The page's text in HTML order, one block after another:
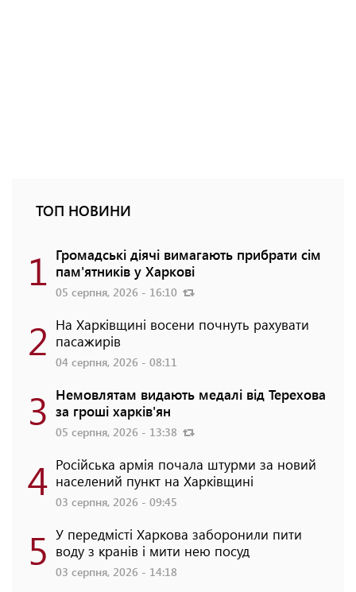
ТОП НОВИНИ
1 Громадські діячі вимагають прибрати сім
пам'ятників у Харкові
05 серпня, 2026 - 16:10
2 На Харківщині восени почнуть рахувати
пасажирів
04 серпня, 2026 - 08:11
3 Немовлятам видають медалі від Терехова
за гроші харків'ян
05 серпня, 2026 - 13:38
4 Російська армія почала штурми за новий
населений пункт на Харківщині
03 серпня, 2026 - 09:45
5 У передмісті Харкова заборонили пити
воду з кранів і мити нею посуд
03 серпня, 2026 - 14:18